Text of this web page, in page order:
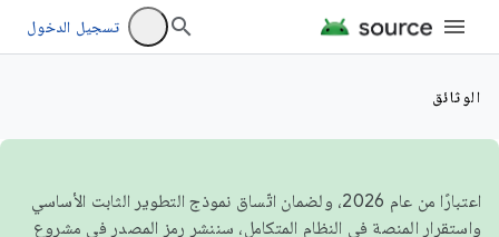
تسجيل الدخول
الوثائق
اعتبارًا من عام 2026، ولضمان اتّساق نموذج التطوير الثابت الأساسي
واستقرار المنصة في النظام المتكامل، سننشر رمز المصدر في مشروع